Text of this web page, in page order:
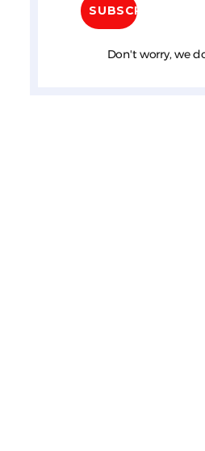
Don't worry, we